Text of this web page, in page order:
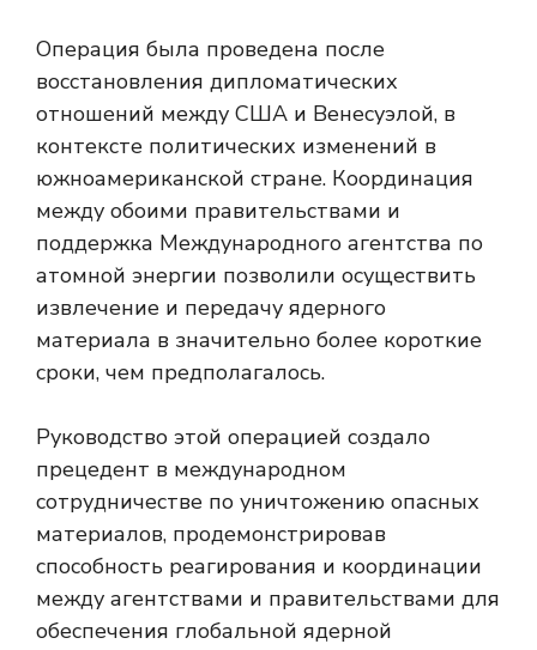
Операция была проведена после
восстановления дипломатических
отношений между США и Венесуэлой, в
контексте политических изменений в
южноамериканской стране. Координация
между обоими правительствами и
поддержка Международного агентства по
атомной энергии позволили осуществить
извлечение и передачу ядерного
материала в значительно более короткие
сроки, чем предполагалось.
Руководство этой операцией создало
прецедент в международном
сотрудничестве по уничтожению опасных
материалов, продемонстрировав
способность реагирования и координации
между агентствами и правительствами для
обеспечения глобальной ядерной